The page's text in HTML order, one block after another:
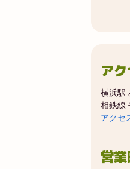
ア
横浜駅
相鉄線
アクセ
営